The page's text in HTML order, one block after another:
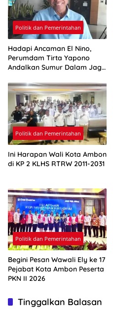
Politik dan Pemerintahan
Hadapi Ancaman El Nino,
Perumdam Tirta Yapono
Andalkan Sumur Dalam Jaga
Politik dan Pemerintahan
Ini Harapan Wali Kota Ambon
di KP 2 KLHS RTRW 2011-2031
Politik dan Pemerintahan
Begini Pesan Wawali Ely ke 17
Pejabat Kota Ambon Peserta
PKN II 2026
Tinggalkan Balasan